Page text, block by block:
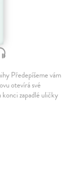
Předepíšeme vám
otevírá své
zapadlé uličky